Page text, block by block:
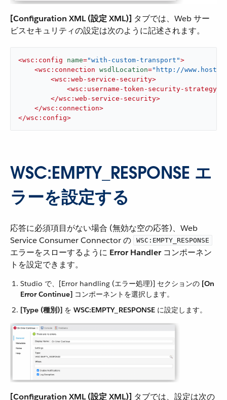
[Configuration XML (設定 XML)] ​ タブでは、Web サー
ビスセキュリティの設定は次のように記述されます。
<wsc:config name="with-custom-transport">
<wsc:connection wsdlLocation="http://
<wsc:web-service-security>
<wsc:username-token-security-strategy
</wsc:web-service-security>
</wsc:connection>
</wsc:config>
WSC:EMPTY_RESPONSE​ エ
ラーを設定する
応答に必須項目がない場合 (無効な空の応答)、Web
Service Consumer Connector の ​
WSC:EMPTY_RESPONSE
エラーをスローするように ​ Error Handler​ コンポーネン
トを設定できます。
Studio で、[Error handling (エラー処理)] セクションの ​ [On
Error Continue] ​ コンポーネントを選択します。
[Type (種別)] ​ を ​ WSC:EMPTY_RESPONSE ​ に設定します。
[Configuration XML (設定 XML)] ​ タブでは、設定は次の